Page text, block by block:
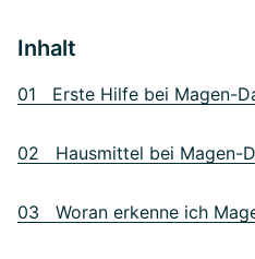
Inhalt
01 Erste Hilfe bei Magen-